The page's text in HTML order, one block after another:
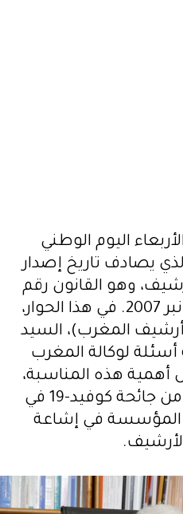
اليوم الوطني
نونبر) والذي يصادف تاريخ إصدار
وهو القانون رقم
69.99 الصادر في 30 نونبر 2007. في هذا الحوار،
المغرب)، السيد
لوكالة المغرب
أهمية هذه المناسبة،
والدروس المستفادة من جائحة كوفيد-19 في
المؤسسة في إشاعة